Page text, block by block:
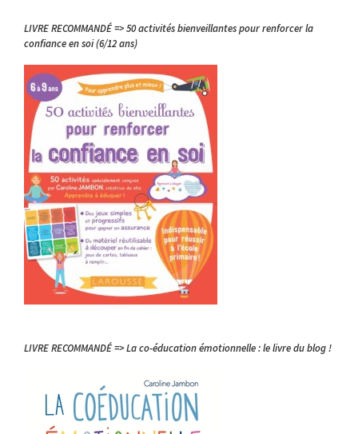
LIVRE RECOMMANDÉ => 50 activités bienveillantes pour renforcer la
confiance en soi (6/12 ans)
LIVRE RECOMMANDÉ => La co-éducation émotionnelle : le livre du blog !